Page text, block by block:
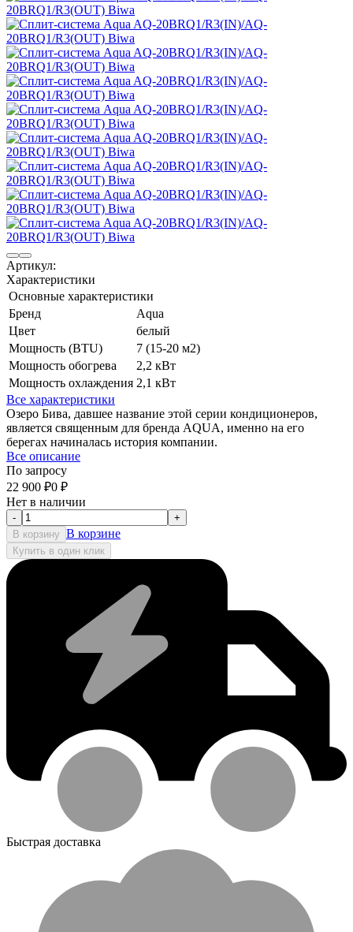
Артикул:
Характеристики
Основные характеристики
Бренд
Aqua
Цвет
белый
Мощность (BTU)
7 (15-20 м2)
Мощность обогрева
2,2 кВт
Мощность охлаждения 2,1 кВт
Все характеристики
Озеро Бива, давшее название этой серии кондиционеров,
является священным для бренда AQUA, именно на его
берегах начиналась история компании.
Все описание
По запросу
22 900 ₽0 ₽
Нет в наличии
-
+
В корзину В корзине
Купить в один клик
Быстрая доставка